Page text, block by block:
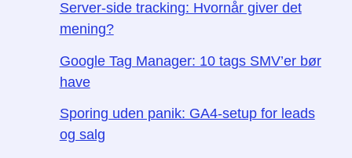
Server-side tracking: Hvornår giver det
mening?
Google Tag Manager: 10 tags SMV’er bør
have
Sporing uden panik: GA4-setup for leads
og salg